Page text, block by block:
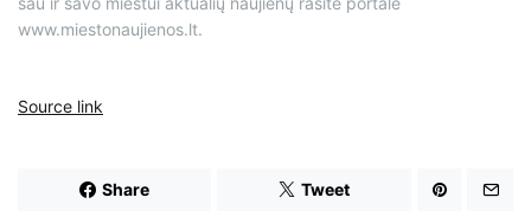
www.miestonaujienos.lt.
Source link
Share Tweet